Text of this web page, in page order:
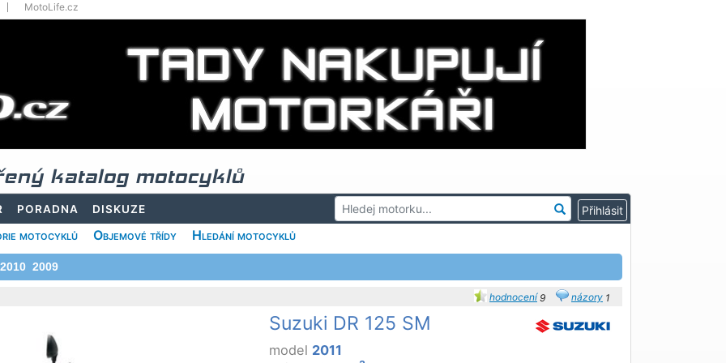
MotoLife.cz
katalog motocyklů
PORADNA DISKUZE
motocyklů Objemové třídy Hledání motocyklů
2010 2009
hodnocení 9 názory 1
Suzuki DR 125 SM
model 2011